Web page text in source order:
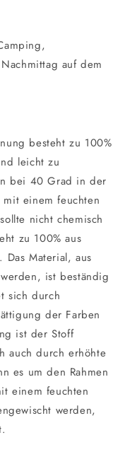
auf dem
besteht zu 100%
leicht zu
bei 40 Grad in der
mit einem feuchten
nicht chemisch
zu 100% aus
Material, aus
ist beständig
sich durch
der Farben
ist der Stoff
auch durch erhöhte
es um den Rahmen
einem feuchten
werden,